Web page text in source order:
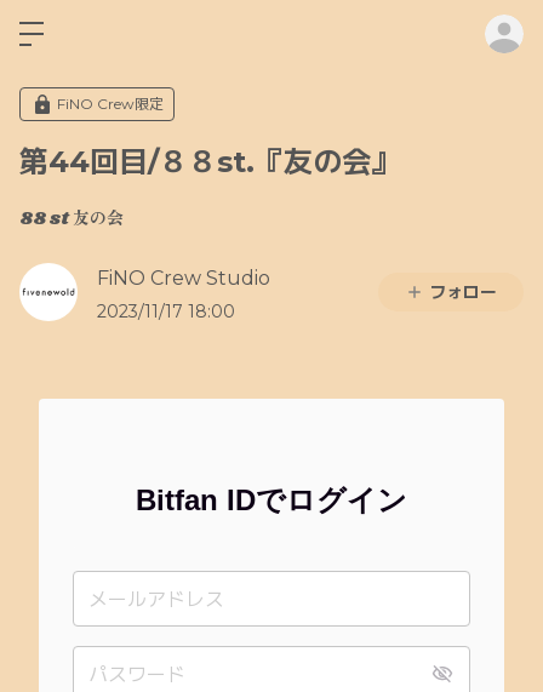
FiNO Crew限定
第44回目/８８st.『友の会』
88 st 友の会
FiNO Crew Studio
2023/11/17 18:00
フォロー
Bitfan IDでログイン